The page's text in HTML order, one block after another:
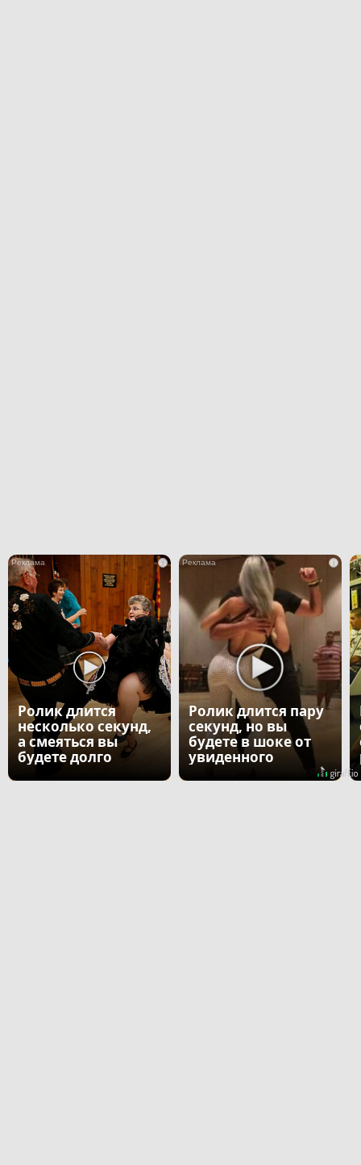
i
Ролик длится
несколько секунд,
а смеяться вы
будете долго
i
Ролик длится пару
секунд, но вы
будете в шоке от
увиденного